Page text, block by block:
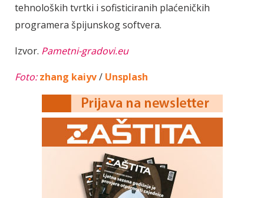
tehnoloških tvrtki i sofisticiranih plaćeničkih
programera špijunskog softvera.
Izvor. Pametni-gradovi.eu
Foto:zhang kaiyv/ Unsplash